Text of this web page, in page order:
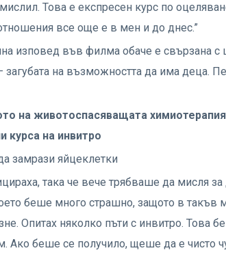
Това е експресен курс по
все още е в мен и до днес.”
изповед във филма обаче е свързана с
загубата на възможността да има деца.
на животоспасяващата
курса на инвитро
замрази яйцеклетки
така че вече трябваше да мисля
беше много страшно, защото в такъв
Опитах няколко пъти с инвитро. Това
Ако беше се получило, щеше да е чисто